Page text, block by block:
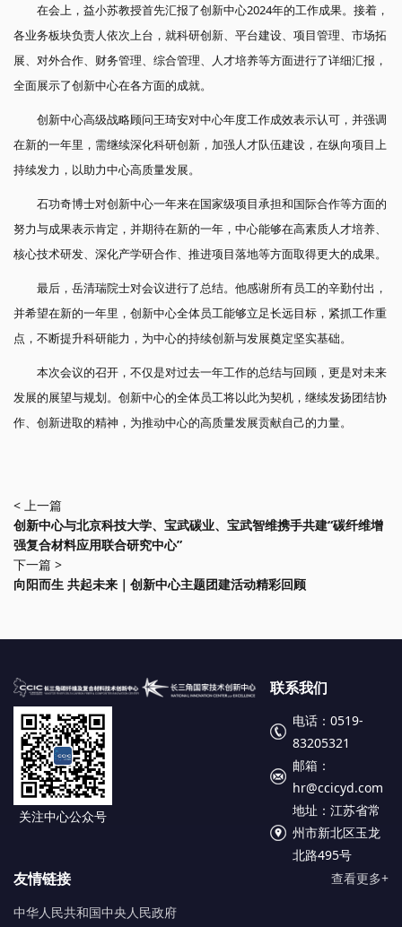
在会上，益小苏教授首先汇报了创新中心2024年的工作成果。接着，
各业务板块负责人依次上台，就科研创新、平台建设、项目管理、市场拓
展、对外合作、财务管理、综合管理、人才培养等方面进行了详细汇报，
全面展示了创新中心在各方面的成就。
创新中心高级战略顾问王琦安对中心年度工作成效表示认可，并强调
在新的一年里，需继续深化科研创新，加强人才队伍建设，在纵向项目上
持续发力，以助力中心高质量发展。
石功奇博士对创新中心一年来在国家级项目承担和国际合作等方面的
努力与成果表示肯定，并期待在新的一年，中心能够在高素质人才培养、
核心技术研发、深化产学研合作、推进项目落地等方面取得更大的成果。
最后，岳清瑞院士对会议进行了总结。他感谢所有员工的辛勤付出，
并希望在新的一年里，创新中心全体员工能够立足长远目标，紧抓工作重
点，不断提升科研能力，为中心的持续创新与发展奠定坚实基础。
本次会议的召开，不仅是对过去一年工作的总结与回顾，更是对未来
发展的展望与规划。创新中心的全体员工将以此为契机，继续发扬团结协
作、创新进取的精神，为推动中心的高质量发展贡献自己的力量。
< 上一篇
创新中心与北京科技大学、宝武碳业、宝武智维携手共建“碳纤维增
强复合材料应用联合研究中心”
下一篇 >
向阳而生 共起未来｜创新中心主题团建活动精彩回顾
关注中心公众号
联系我们
电话：0519-
83205321
邮箱：
hr@ccicyd.com
地址：江苏省常
州市新北区玉龙
北路495号
友情链接
查看更多+
中华人民共和国中央人民政府